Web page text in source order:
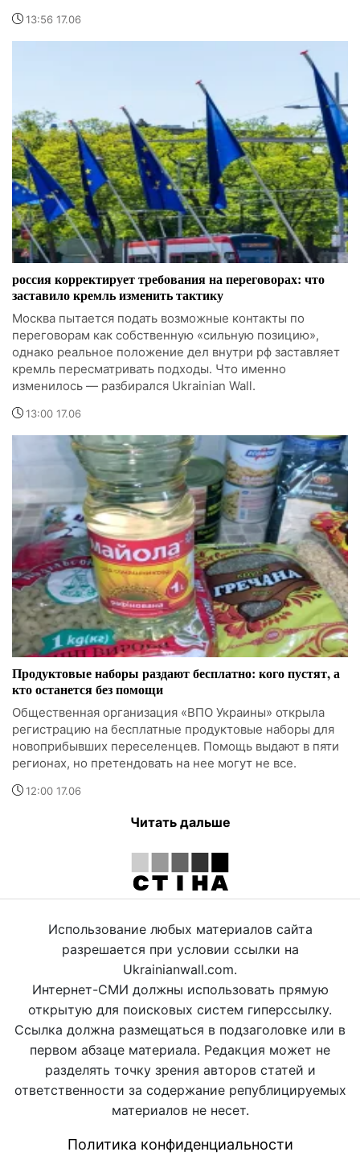
13:56 17.06
россия корректирует требования на переговорах: что
заставило кремль изменить тактику
Москва пытается подать возможные контакты по
переговорам как собственную «сильную позицию»,
однако реальное положение дел внутри рф заставляет
кремль пересматривать подходы. Что именно
изменилось — разбирался Ukrainian Wall.
13:00 17.06
Продуктовые наборы раздают бесплатно: кого пустят, а
кто останется без помощи
Общественная организация «ВПО Украины» открыла
регистрацию на бесплатные продуктовые наборы для
новоприбывших переселенцев. Помощь выдают в пяти
регионах, но претендовать на нее могут не все.
12:00 17.06
Читать дальше
Использование любых материалов сайта
разрешается при условии ссылки на
Ukrainianwall.com.
Интернет-СМИ должны использовать прямую
открытую для поисковых систем гиперссылку.
Ссылка должна размещаться в подзаголовке или в
первом абзаце материала. Редакция может не
разделять точку зрения авторов статей и
ответственности за содержание републицируемых
материалов не несет.
Политика конфиденциальности